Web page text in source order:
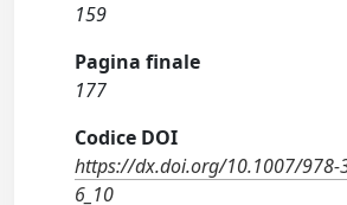
159
Pagina finale
177
Codice DOI
https://dx.doi.org/10.1007/978-
6_10